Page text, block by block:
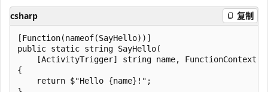
csharp 复制
[Function(nameof(SayHello))]
public static string SayHello(
[ActivityTrigger] string name, FunctionContext
{
    return $"Hello {name}!";